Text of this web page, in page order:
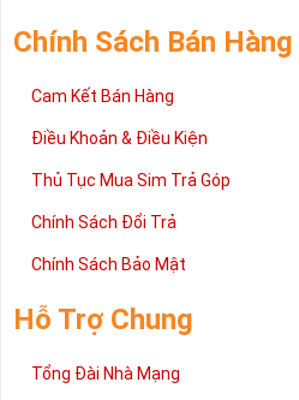
Chính Sách Bán Hàng
Cam Kết Bán Hàng
Điều Khoản & Điều Kiện
Thủ Tục Mua Sim Trả Góp
Chính Sách Đổi Trả
Chính Sách Bảo Mật
Hỗ Trợ Chung
Tổng Đài Nhà Mạng